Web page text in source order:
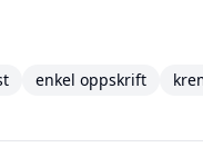
enkel oppskrift